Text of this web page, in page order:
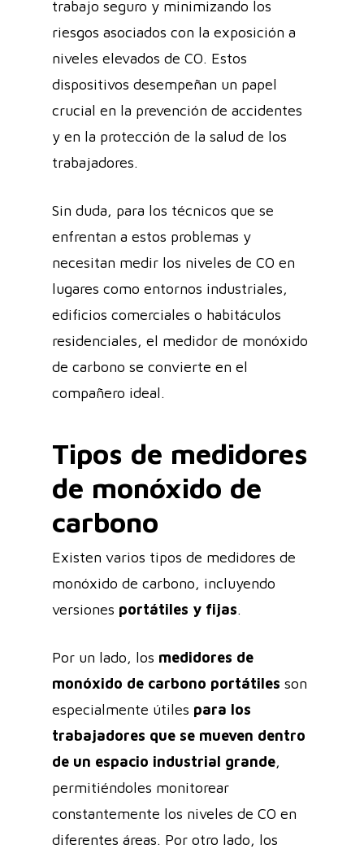
trabajo seguro y minimizando los
riesgos asociados con la exposición a
niveles elevados de CO. Estos
dispositivos desempeñan un papel
crucial en la prevención de accidentes
y en la protección de la salud de los
trabajadores.
Sin duda, para los técnicos que se
enfrentan a estos problemas y
necesitan medir los niveles de CO en
lugares como entornos industriales,
edificios comerciales o habitáculos
residenciales, el medidor de monóxido
de carbono se convierte en el
compañero ideal.
Tipos de medidores
de monóxido de
carbono
Existen varios tipos de medidores de
monóxido de carbono, incluyendo
versiones portátiles y fijas.
Por un lado, los medidores de
monóxido de carbono portátiles son
especialmente útiles para los
trabajadores que se mueven dentro
de un espacio industrial grande,
permitiéndoles monitorear
constantemente los niveles de CO en
diferentes áreas. Por otro lado, los